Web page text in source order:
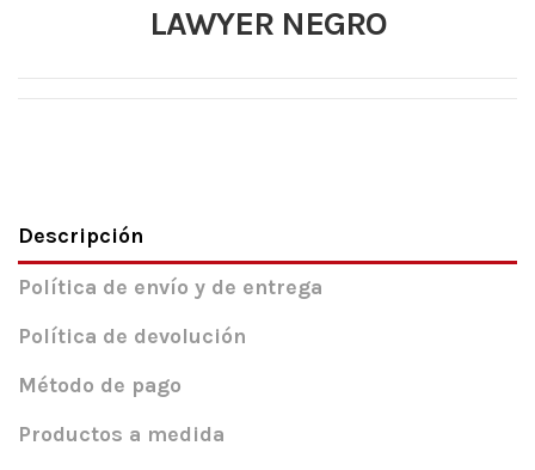
LAWYER NEGRO
Descripción
Política de envío y de entrega
Política de devolución
Método de pago
Productos a medida